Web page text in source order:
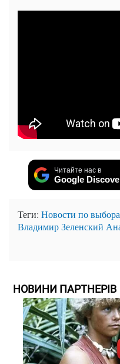
Читайте нас в
Google
Теги: Новости по
Владимир Зеленский
НОВИНИ ПАРТНЕРІВ